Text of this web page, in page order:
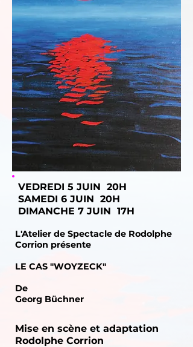
VEDREDI 5 JUIN 20H
SAMEDI 6 JUIN 20H
DIMANCHE 7 JUIN 17H
L'Atelier de Spectacle de Rodolphe
Corrion présente
LE CAS "WOYZECK"
De
Georg Büchner
Mise en scène et adaptation
Rodolphe Corrion